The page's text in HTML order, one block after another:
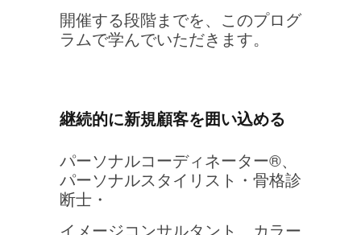
開催する段階までを、このプログ
ラムで学んでいただきます。
継続的に新規顧客を囲い込める
パーソナルコーディネーター®、
パーソナルスタイリスト・骨格診
断士・
イメージコンサルタント、 カラー